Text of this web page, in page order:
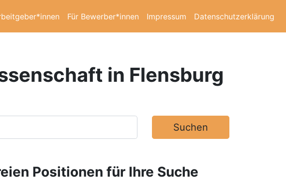
Für Bewerber*innen Impressum Datenschutzerklärung
in Flensburg
Suchen
Positionen für Ihre Suche